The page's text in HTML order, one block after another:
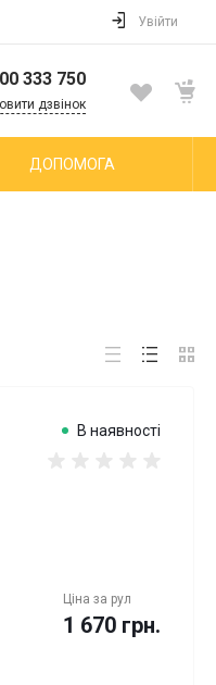
Увійти
333 750
дзвінок
ДОПОМОГА
В наявності
Ціна за рул
1 670 грн.